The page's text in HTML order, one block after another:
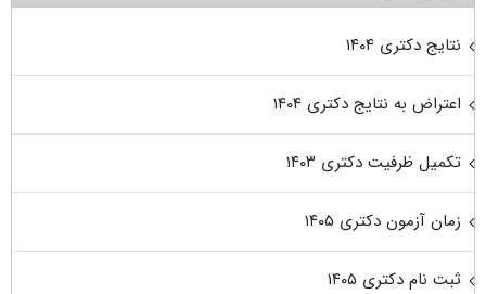
نتایج دکتری ۱۴۰۴
اعتراض به نتایج دکتری ۱۴۰۴
تکمیل ظرفیت دکتری ۱۴۰۳
زمان آزمون دکتری ۱۴۰۵
ثبت نام دکتری ۱۴۰۵